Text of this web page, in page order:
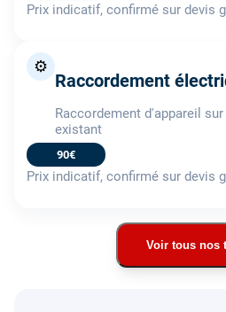
Prix indicatif, confirmé sur devis
⚙️
Raccordement
Raccordement d'appareil
existant
90€
Prix indicatif, confirmé sur devis
Voir tous nos